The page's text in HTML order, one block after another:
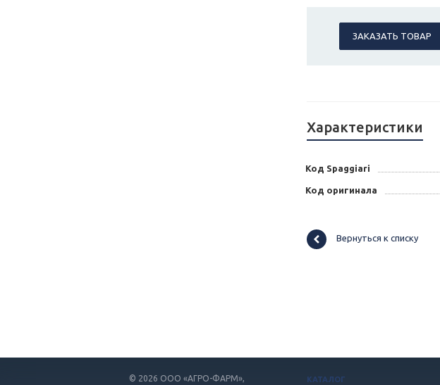
ЗАКАЗАТЬ ТОВАР
Характеристики
Код Spaggiari
Код оригинала
Вернуться к списку
© 2026 ООО «АГРО-ФАРМ», КАТАЛОГ